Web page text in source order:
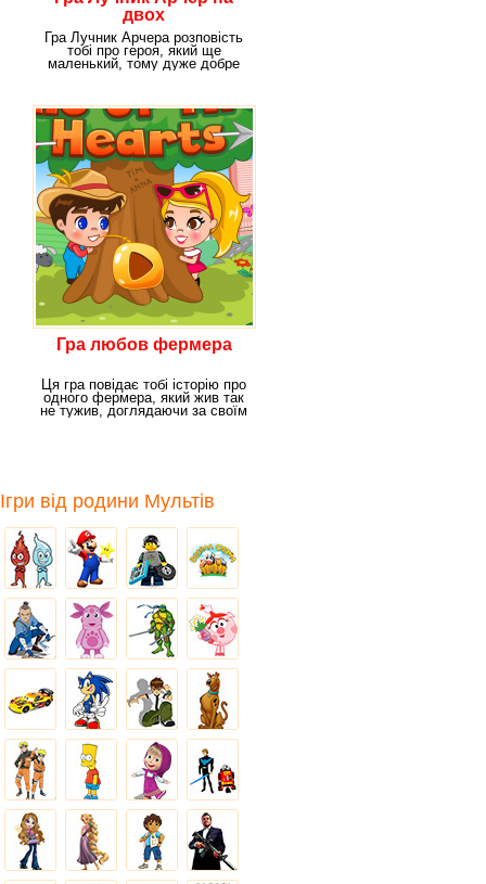
двох
Гра Лучник Арчера розповість
тобі про героя, який ще
маленький, тому дуже добре
Гра любов фермера
Ця гра повідає тобі історію про
одного фермера, який жив так
не тужив, доглядаючи за своїм
Ігри від родини Мультів